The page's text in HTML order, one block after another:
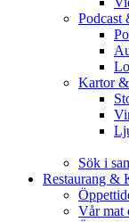
Podcast
Kartor
Sök i
Restaurang &
Vår mat